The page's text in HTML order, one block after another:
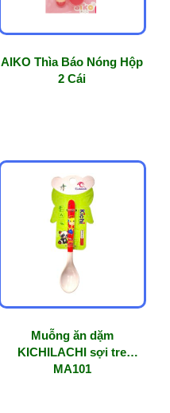
AIKO Thìa Báo Nóng Hộp
2 Cái
Muỗng ăn dặm
KICHILACHI sợi tre
MA101